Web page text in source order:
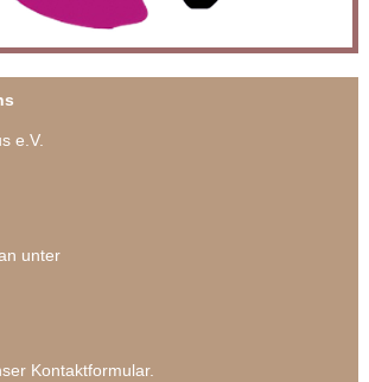
e.V.
unter
Kontaktformular.